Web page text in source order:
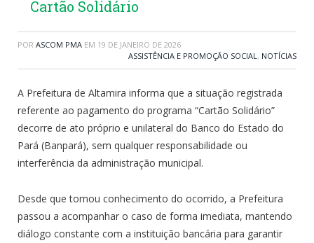
Cartão Solidário
POR ASCOM PMA EM 19 DE JANEIRO DE 2026
ASSISTÊNCIA E PROMOÇÃO SOCIAL, NOTÍCIAS
A Prefeitura de Altamira informa que a situação registrada
referente ao pagamento do programa “Cartão Solidário”
decorre de ato próprio e unilateral do Banco do Estado do
Pará (Banpará), sem qualquer responsabilidade ou
interferência da administração municipal.
Desde que tomou conhecimento do ocorrido, a Prefeitura
passou a acompanhar o caso de forma imediata, mantendo
diálogo constante com a instituição bancária para garantir